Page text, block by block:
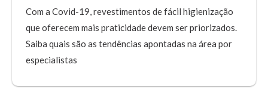
Com a Covid-19, revestimentos de fácil higienização
que oferecem mais praticidade devem ser priorizados.
Saiba quais são as tendências apontadas na área por
especialistas